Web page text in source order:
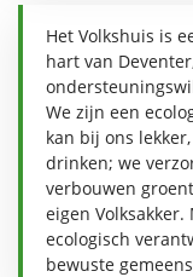
Het Volkshuis is
hart van
We zijn een
kan bij ons
drinken; we
verbouwen
eigen
ecologisch
bewuste